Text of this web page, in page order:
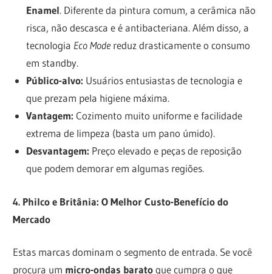
Enamel. Diferente da pintura comum, a cerâmica não
risca, não descasca e é antibacteriana. Além disso, a
tecnologia Eco Modereduz drasticamente o consumo
em standby.
Público-alvo: Usuários entusiastas de tecnologia e
que prezam pela higiene máxima.
Vantagem: Cozimento muito uniforme e facilidade
extrema de limpeza (basta um pano úmido).
Desvantagem: Preço elevado e peças de reposição
que podem demorar em algumas regiões.
4. Philco e Britânia: O Melhor Custo-Benefício do
Mercado
Estas marcas dominam o segmento de entrada. Se você
procura um micro-ondas baratoque cumpra o que